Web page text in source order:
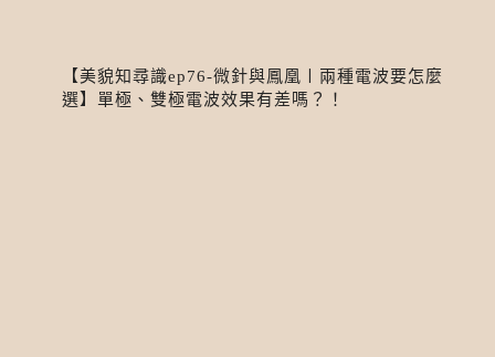
【美貌知尋識ep76-微針與鳳凰〡兩種電波要怎麼
選】單極、雙極電波效果有差嗎？！